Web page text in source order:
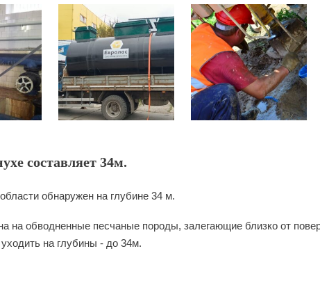
составляет 34м.
обнаружен на глубине 34 м.
на обводненные песчаные породы, залегающие близко от
на глубины - до 34м.